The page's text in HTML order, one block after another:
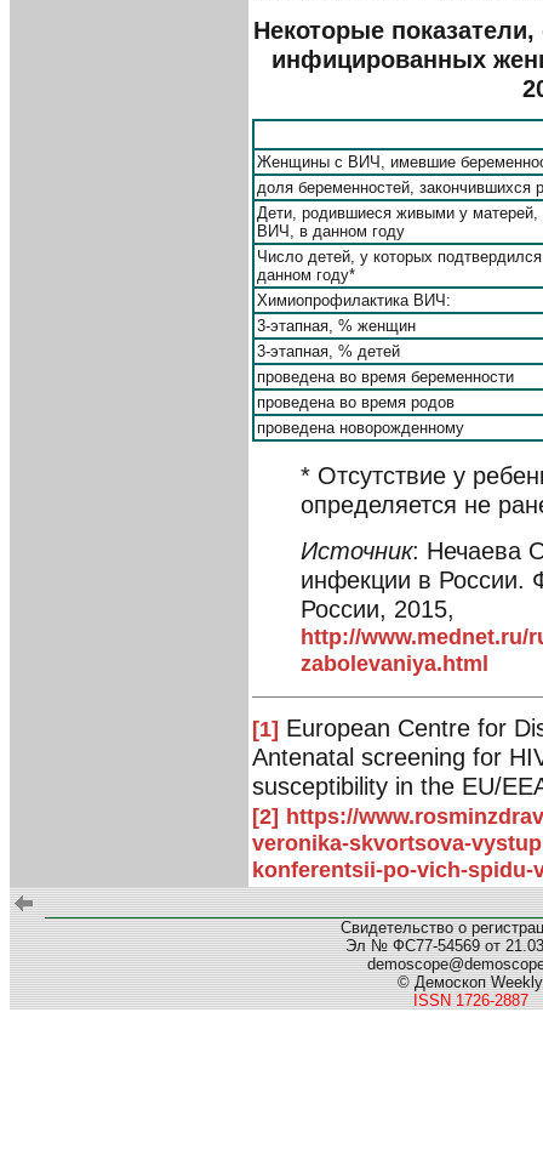
Некоторые
инфицированных
Женщины с ВИЧ, имевшие
доля беременностей, закончившихся
Дети, родившиеся живыми у
ВИЧ, в данном году
Число детей, у которых
данном году*
Химиопрофилактика ВИЧ:
3-этапная, % женщин
3-этапная, % детей
проведена во время беременности
проведена во время родов
проведена новорожденному
* Отсутствие у
определяется не
Источник: Нечаева
инфекции в
России, 2015,
http://www.mednet.ru/
zabolevaniya.html
[1] European Centre for
Antenatal screening for
susceptibility in the EU/
[2] https://
veronika-skvortsova-
konferentsii-po-vich-
Свидетельство о
Эл № ФС77-54569 от
© Демоскоп Weekly
ISSN 1726-2887